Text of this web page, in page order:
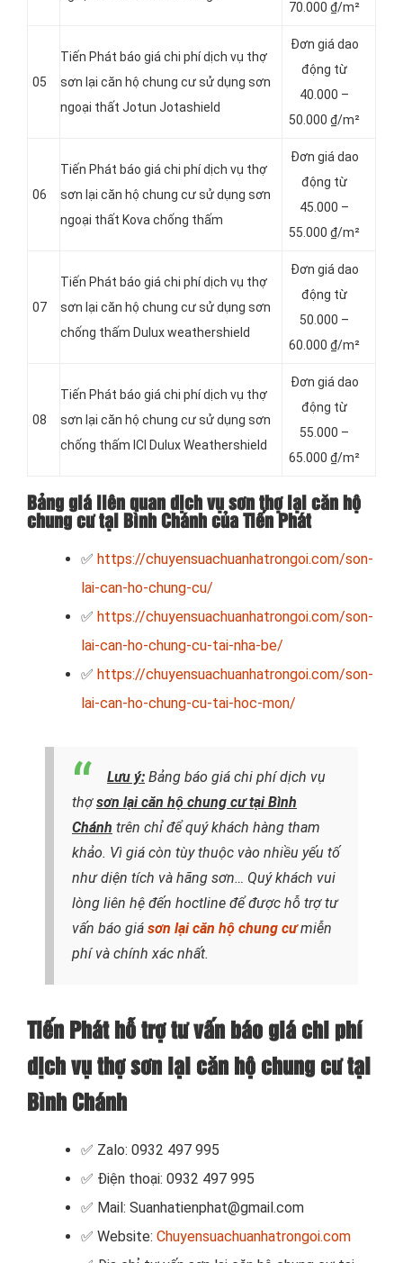
70.000 ₫/m²
05
Tiến Phát báo giá chi phí dịch vụ thợ
sơn lại căn hộ chung cư sử dụng sơn
ngoại thất Jotun Jotashield
Đơn giá dao
động từ
40.000 –
50.000 ₫/m²
06
Tiến Phát báo giá chi phí dịch vụ thợ
sơn lại căn hộ chung cư sử dụng sơn
ngoại thất Kova chống thấm
Đơn giá dao
động từ
45.000 –
55.000 ₫/m²
07
Tiến Phát báo giá chi phí dịch vụ thợ
sơn lại căn hộ chung cư sử dụng sơn
chống thấm Dulux weathershield
Đơn giá dao
động từ
50.000 –
60.000 ₫/m²
08
Tiến Phát báo giá chi phí dịch vụ thợ
sơn lại căn hộ chung cư sử dụng sơn
chống thấm ICI Dulux Weathershield
Đơn giá dao
động từ
55.000 –
65.000 ₫/m²
Bảng giá liên quan dịch vụ sơn thợ lại căn hộ
chung cư tại Bình Chánh của Tiến Phát
✅ https://chuyensuachuanhatrongoi.com/son-
lai-can-ho-chung-cu/
✅ https://chuyensuachuanhatrongoi.com/son-
lai-can-ho-chung-cu-tai-nha-be/
✅ https://chuyensuachuanhatrongoi.com/son-
lai-can-ho-chung-cu-tai-hoc-mon/
Lưu ý: Bảng báo giá chi phí dịch vụ
thợsơn lại căn hộ chung cư tại Bình
Chánh trên chỉ để quý khách hàng tham
khảo. Vì giá còn tùy thuộc vào nhiều yếu tố
như diện tích và hãng sơn… Quý khách vui
lòng liên hệ đến hoctline để được hỗ trợ tư
vấn báo giá sơn lại căn hộ chung cưmiễn
phí và chính xác nhất.
Tiến Phát hỗ trợ tư vấn báo giá chi phí
dịch vụ thợ sơn lại căn hộ chung cư tại
Bình Chánh
✅ Zalo: 0932 497 995
✅ Điện thoại: 0932 497 995
✅ Mail: Suanhatienphat@gmail.com
✅ Website: Chuyensuachuanhatrongoi.com